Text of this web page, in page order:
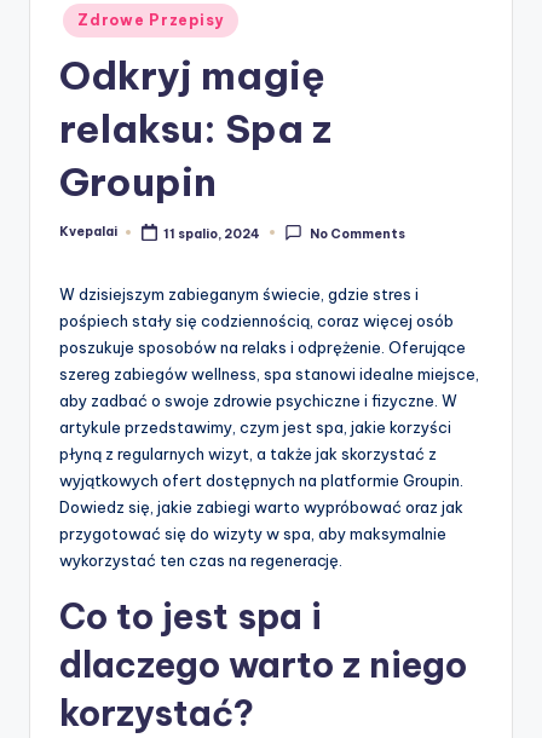
Posted
in
Zdrowe Przepisy
Odkryj magię
relaksu: Spa z
Groupin
Posted
Kvepalai 11 spalio, 2024 No Comments
W dzisiejszym zabieganym świecie, gdzie stres i
pośpiech stały się codziennością, coraz więcej osób
poszukuje sposobów na relaks i odprężenie. Oferujące
szereg zabiegów wellness, spa stanowi idealne miejsce,
aby zadbać o swoje zdrowie psychiczne i fizyczne. W
artykule przedstawimy, czym jest spa, jakie korzyści
płyną z regularnych wizyt, a także jak skorzystać z
wyjątkowych ofert dostępnych na platformie Groupin.
Dowiedz się, jakie zabiegi warto wypróbować oraz jak
przygotować się do wizyty w spa, aby maksymalnie
wykorzystać ten czas na regenerację.
Co to jest spa i
dlaczego warto z niego
korzystać?